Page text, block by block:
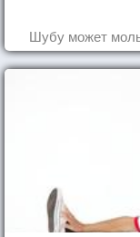
Шубу может